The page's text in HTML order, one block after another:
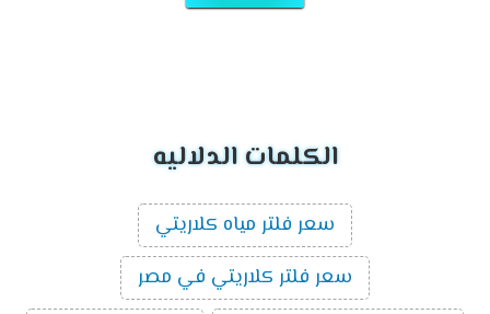
الكلمات الدلاليه
سعر فلتر مياه كلاريتي
سعر فلتر كلاريتي في مصر